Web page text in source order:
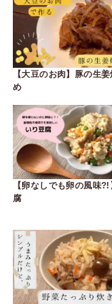
【大豆のお肉】豚の生
め
【卵なしでも卵の風味
腐